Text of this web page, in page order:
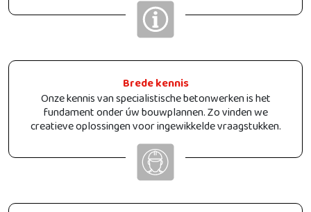
Brede kennis
Onze kennis van specialistische betonwerken is het
fundament onder úw bouwplannen. Zo vinden we
creatieve oplossingen voor ingewikkelde vraagstukken.